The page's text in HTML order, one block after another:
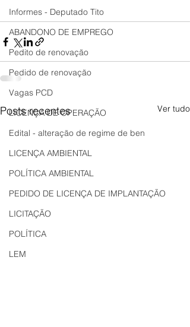
Informes - Deputado Tito
ABANDONO DE EMPREGO
Pedito de renovação
Pedido de renovação
Vagas PCD
LICENÇA DE OPERAÇÃO
Edital - alteração de regime de ben
LICENÇA AMBIENTAL
POLÍTICA AMBIENTAL
PEDIDO DE LICENÇA DE IMPLANTAÇÃO
LICITAÇÃO
POLÍTICA
LEM
Posts recentes Ver tudo